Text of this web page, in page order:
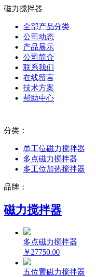
磁力搅拌器
全部产品分类
公司动态
产品展示
公司简介
联系我们
在线留言
技术方案
帮助中心
分类：
单工位磁力搅拌器
多点磁力搅拌器
多工位加热搅拌器
品牌：
磁力搅拌器
多点磁力搅拌器
￥27750.00
五位置磁力搅拌器